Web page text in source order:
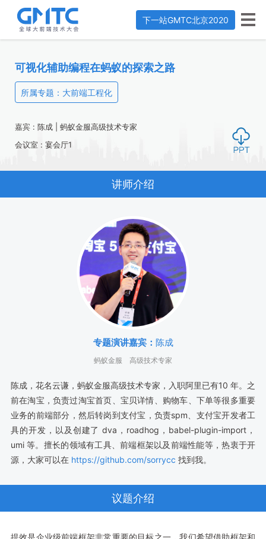
下一站GMTC北京2020
可视化辅助编程在蚂蚁的探索之路
所属专题：大前端工程化
嘉宾 : 陈成 | 蚂蚁金服高级技术专家
会议室 : 宴会厅1
讲师介绍
专题演讲嘉宾： 陈成
蚂蚁金服 高级技术专家
陈成，花名云谦，蚂蚁金服高级技术专家，入职阿里已有10 年。之
前在淘宝，负责过淘宝首页、宝贝详情、购物车、下单等很多重要
业务的前端部分，然后转岗到支付宝，负责spm、支付宝开发者工
具的开发，以及创建了 dva，roadhog，babel-plugin-import，
umi 等。擅长的领域有工具、前端框架以及前端性能等，热衷于开
源，大家可以在 https://github.com/sorrycc 找到我。
议题介绍
提效是企业级前端框架非常重要的目标之一，我们希望借助框架和